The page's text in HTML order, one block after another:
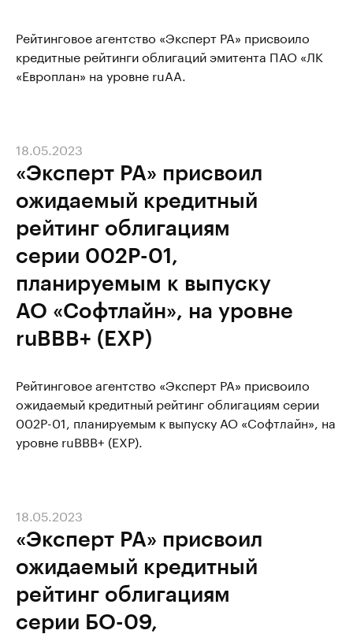
Рейтинговое агентство «Эксперт РА» присвоило
кредитные рейтинги облигаций эмитента ПАО «ЛК
«Европлан» на уровне ruAA.
«Эксперт РА» присвоил
ожидаемый кредитный
рейтинг облигациям
серии 002Р-01,
планируемым к выпуску
АО «Софтлайн», на уровне
ruBBB+ (EXP)
18.05.2023
Рейтинговое агентство «Эксперт РА» присвоило
ожидаемый кредитный рейтинг облигациям серии
002Р-01, планируемым к выпуску АО «Софтлайн», на
уровне ruBBB+ (EXP).
«Эксперт РА» присвоил
ожидаемый кредитный
рейтинг облигациям
серии БО-09,
18.05.2023